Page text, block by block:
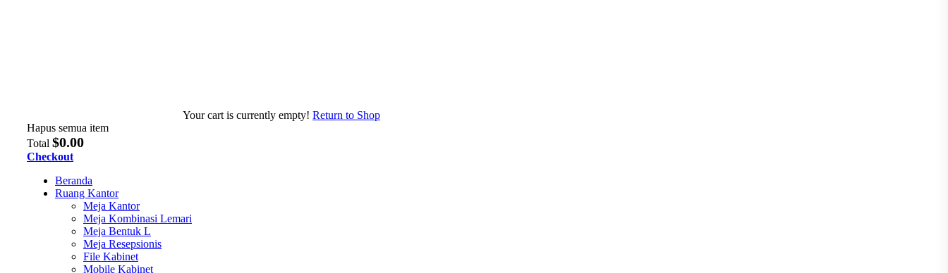
Your cart is currently empty! Return to Shop
Hapus semua item
Total $0.00
Checkout
Beranda
Ruang Kantor
Meja Kantor
Meja Kombinasi Lemari
Meja Bentuk L
Meja Resepsionis
File Kabinet
Mobile Kabinet